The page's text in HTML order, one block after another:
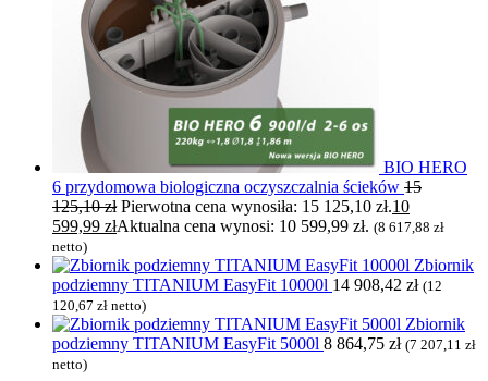
BIO HERO
6 przydomowa biologiczna oczyszczalnia ścieków 15
125,10zł Pierwotna cena wynosiła: 15 125,10 zł.10
599,99 złAktualna cena wynosi: 10 599,99 zł. (8 617,88 zł
netto)
Zbiornik
podziemny TITANIUM EasyFit 10000l 14 908,42 zł (12
120,67 zł netto)
Zbiornik
podziemny TITANIUM EasyFit 5000l 8 864,75 zł (7 207,11 zł
netto)